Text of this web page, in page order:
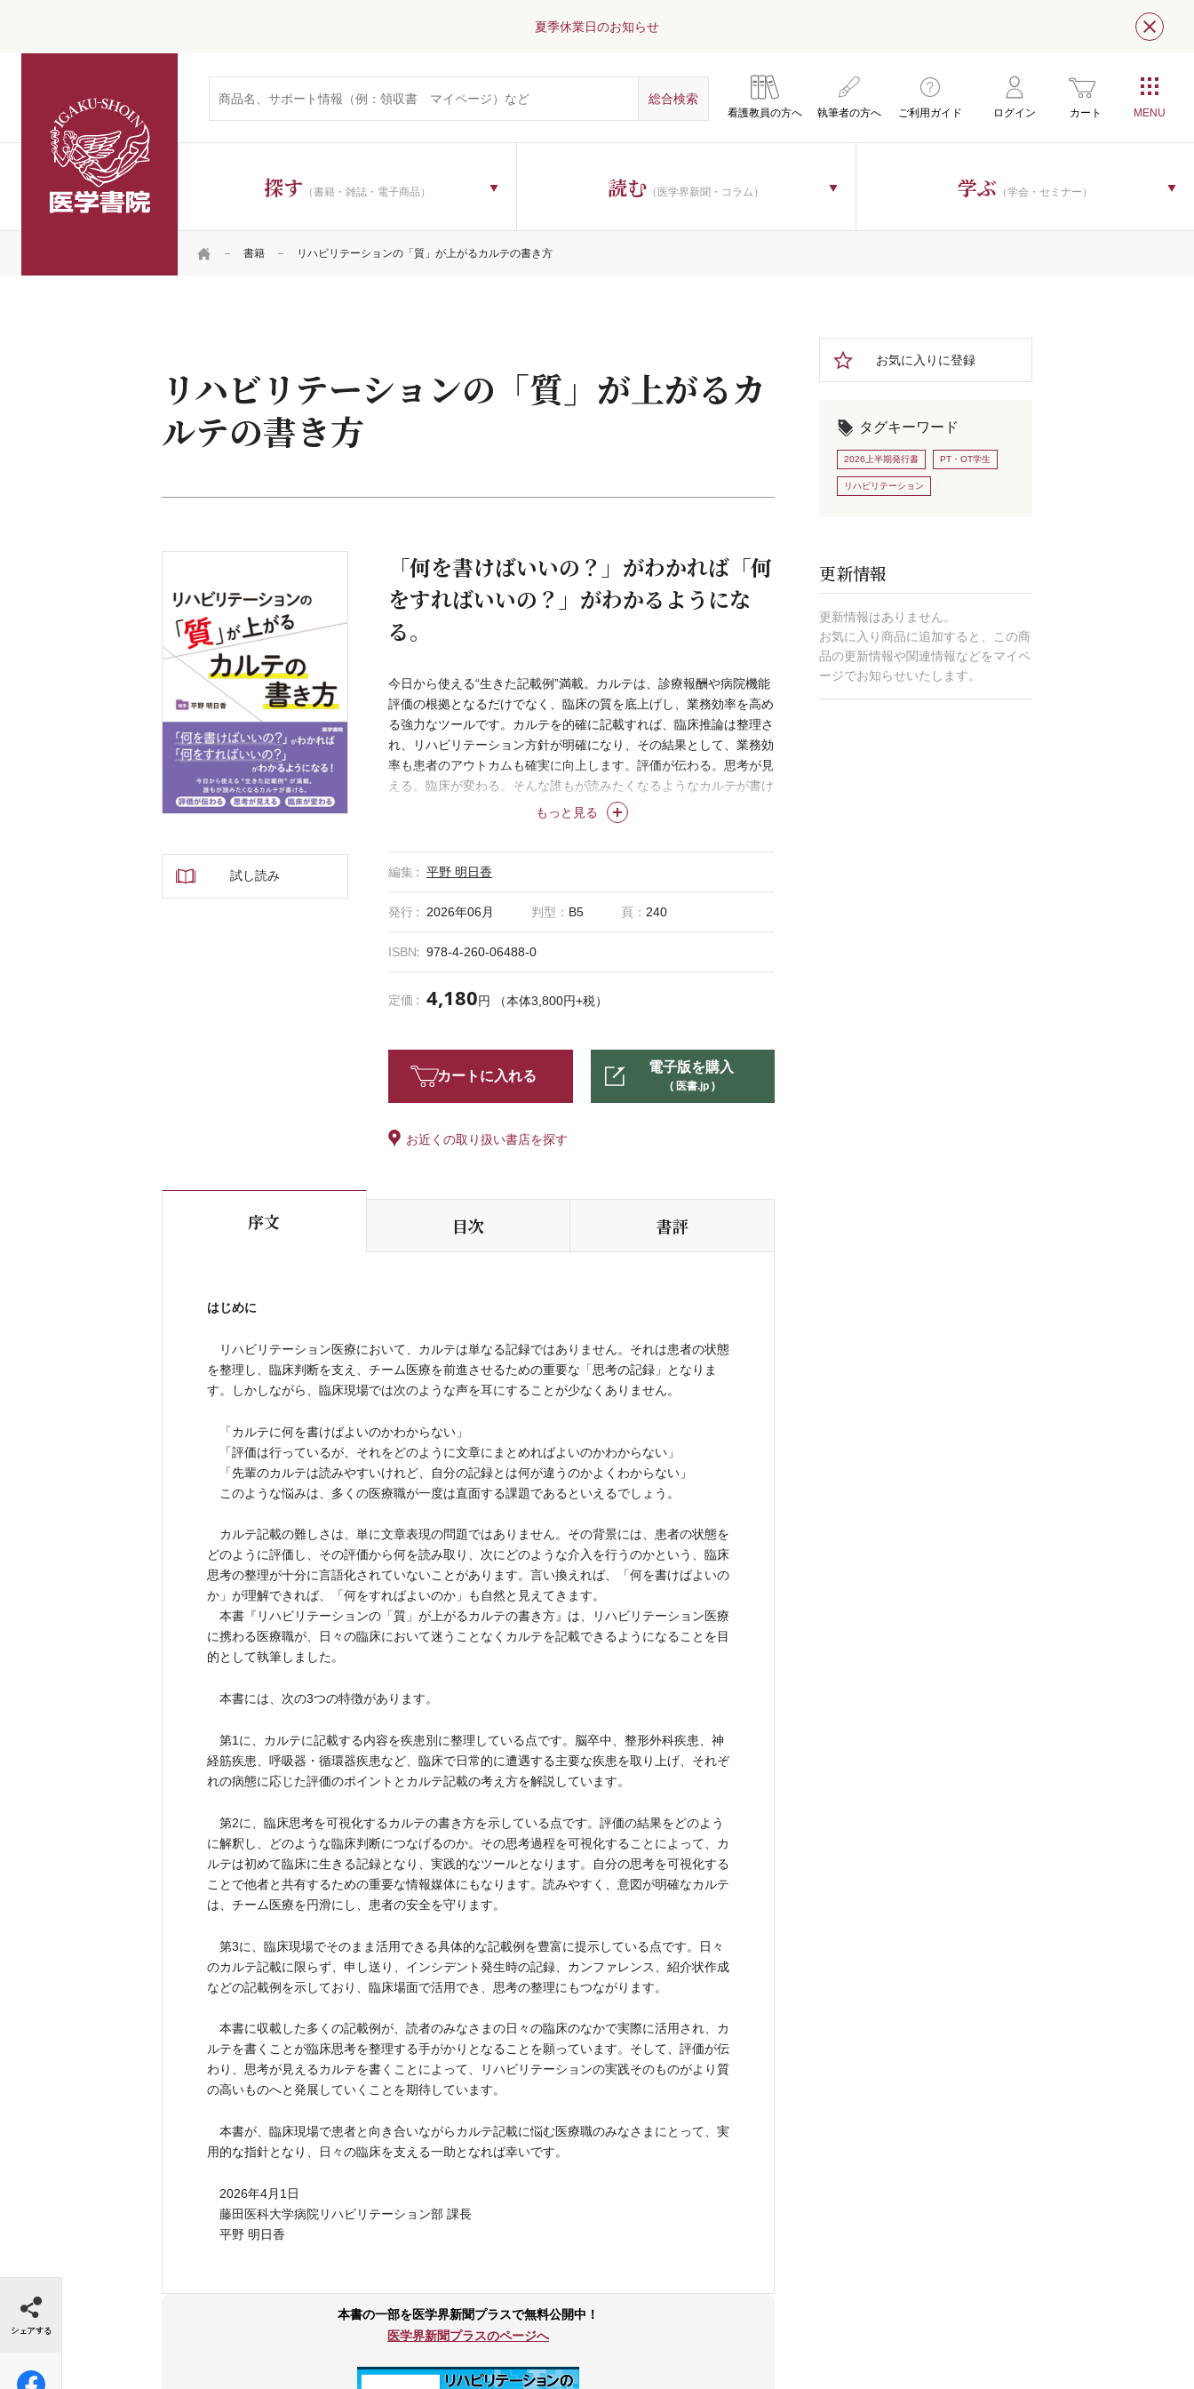
夏季休業日のお知らせ 閉じ
看護教員の方へ 執筆者の方へ ご利用ガイド ログイン カート
探す （書籍・雑誌・電子商品） 読む （医学界新聞・コラム） 学ぶ （学会・セミナー）
HOME 書籍 リハビリテーションの「質」が上がるカルテの書き方
リハビリテーションの「質」が上がるカ
ルテの書き方
試し読み
「何を書けばいいの？」がわかれば「何
をすればいいの？」がわかるようにな
る。
もっと見る
今日から使える“生きた記載例”満載。カルテは、診療報酬や病院機能
評価の根拠となるだけでなく、臨床の質を底上げし、業務効率を高め
る強力なツールです。カルテを的確に記載すれば、臨床推論は整理さ
れ、リハビリテーション方針が明確になり、その結果として、業務効
率も患者のアウトカムも確実に向上します。評価が伝わる。思考が見
える。臨床が変わる。そんな誰もが読みたくなるようなカルテが書け
編集 平野 明日香
発行 2026年06月 判型： B5 頁： 240
ISBN 978-4-260-06488-0
定価 4,180円 （本体3,800円+税）
カートに入れる
電子版を購入
( 医書.jp )
お近くの取り扱い書店を探す
序文 目次 書評
はじめに
リハビリテーション医療において、カルテは単なる記録ではありません。それは患者の状態
を整理し、臨床判断を支え、チーム医療を前進させるための重要な「思考の記録」となりま
す。しかしながら、臨床現場では次のような声を耳にすることが少なくありません。
「カルテに何を書けばよいのかわからない」
「評価は行っているが、それをどのように文章にまとめればよいのかわからない」
「先輩のカルテは読みやすいけれど、自分の記録とは何が違うのかよくわからない」
このような悩みは、多くの医療職が一度は直面する課題であるといえるでしょう。
カルテ記載の難しさは、単に文章表現の問題ではありません。その背景には、患者の状態を
どのように評価し、その評価から何を読み取り、次にどのような介入を行うのかという、臨床
思考の整理が十分に言語化されていないことがあります。言い換えれば、「何を書けばよいの
か」が理解できれば、「何をすればよいのか」も自然と見えてきます。
本書『リハビリテーションの「質」が上がるカルテの書き方』は、リハビリテーション医療
に携わる医療職が、日々の臨床において迷うことなくカルテを記載できるようになることを目
的として執筆しました。
本書には、次の3つの特徴があります。
第1に、カルテに記載する内容を疾患別に整理している点です。脳卒中、整形外科疾患、神
経筋疾患、呼吸器・循環器疾患など、臨床で日常的に遭遇する主要な疾患を取り上げ、それぞ
れの病態に応じた評価のポイントとカルテ記載の考え方を解説しています。
第2に、臨床思考を可視化するカルテの書き方を示している点です。評価の結果をどのよう
に解釈し、どのような臨床判断につなげるのか。その思考過程を可視化することによって、カ
ルテは初めて臨床に生きる記録となり、実践的なツールとなります。自分の思考を可視化する
ことで他者と共有するための重要な情報媒体にもなります。読みやすく、意図が明確なカルテ
は、チーム医療を円滑にし、患者の安全を守ります。
第3に、臨床現場でそのまま活用できる具体的な記載例を豊富に提示している点です。日々
のカルテ記載に限らず、申し送り、インシデント発生時の記録、カンファレンス、紹介状作成
などの記載例を示しており、臨床場面で活用でき、思考の整理にもつながります。
本書に収載した多くの記載例が、読者のみなさまの日々の臨床のなかで実際に活用され、カ
ルテを書くことが臨床思考を整理する手がかりとなることを願っています。そして、評価が伝
わり、思考が見えるカルテを書くことによって、リハビリテーションの実践そのものがより質
の高いものへと発展していくことを期待しています。
本書が、臨床現場で患者と向き合いながらカルテ記載に悩む医療職のみなさまにとって、実
用的な指針となり、日々の臨床を支える一助となれば幸いです。
2026年4月1日
藤田医科大学病院リハビリテーション部 課長
平野 明日香
本書の一部を医学界新聞プラスで無料公開中！
医学界新聞プラスのページへ
お気に入りに登録
タグキーワード
2026上半期発行書 PT・OT学生
リハビリテーション
更新情報
更新情報はありません。
お気に入り商品に追加すると、この商
品の更新情報や関連情報などをマイペ
ージでお知らせいたします。